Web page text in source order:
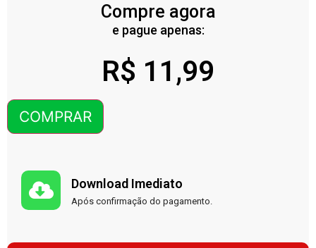
Compre agora
e pague apenas:
R$ 11,99
COMPRAR
Download Imediato
Após confirmação do pagamento.